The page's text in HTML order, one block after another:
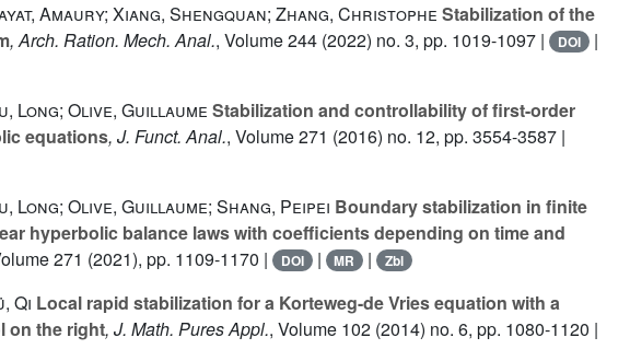
Amaury; Xiang, Shengquan; Zhang, Christophe Stabilization of the
, Arch. Ration. Mech. Anal., Volume 244 (2022) no. 3, pp. 1019-1097 | DOI |
Long; Olive, Guillaume Stabilization and controllability of first-order
equations, J. Funct. Anal., Volume 271 (2016) no. 12, pp. 3554-3587 |
Long; Olive, Guillaume; Shang, Peipei Boundary stabilization in finite
hyperbolic balance laws with coefficients depending on time and
271 (2021), pp. 1109-1170 | DOI | MR | Zbl
Qi Local rapid stabilization for a Korteweg-de Vries equation with a
on the right, J. Math. Pures Appl., Volume 102 (2014) no. 6, pp. 1080-1120 |